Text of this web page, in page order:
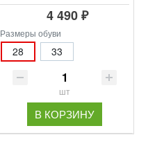
4 490 ₽
Размеры обуви
28 33
шт
В КОРЗИНУ